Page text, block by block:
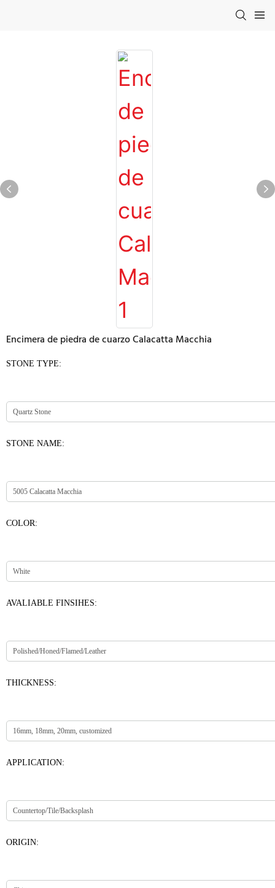
Encimera de piedra de cuarzo Calacatta Macchia
STONE TYPE:
STONE NAME:
COLOR:
AVALIABLE FINSIHES:
THICKNESS:
APPLICATION:
ORIGIN: